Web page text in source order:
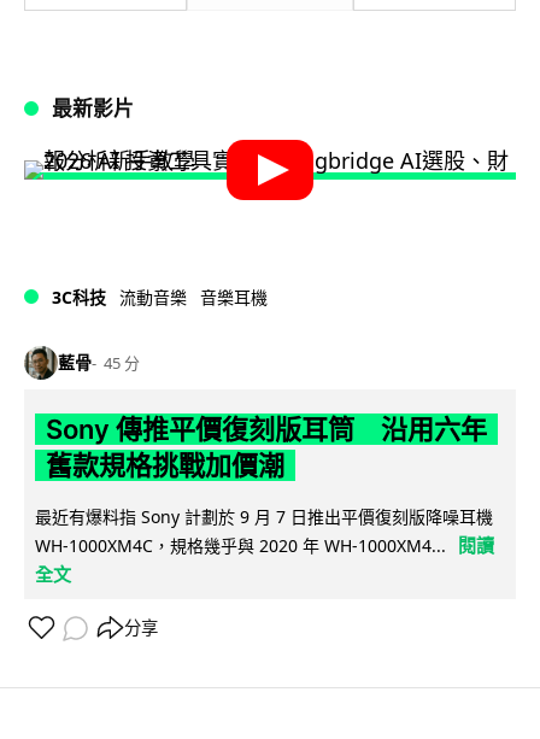
最新影片
3C科技 流動音樂 音樂耳機
藍骨 45 分
Sony 傳推平價復刻版耳筒 沿用六年
舊款規格挑戰加價潮
最近有爆料指 Sony 計劃於 9 月 7 日推出平價復刻版降噪耳機
WH-1000XM4C，規格幾乎與 2020 年 WH-1000XM4...
閱讀
全文
分享